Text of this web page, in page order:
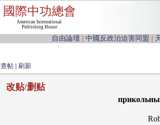
國際中功總會
American International
Publishing House
自由論壇 中國反政治迫害同盟
查帖 | 刷新
改贴/删贴